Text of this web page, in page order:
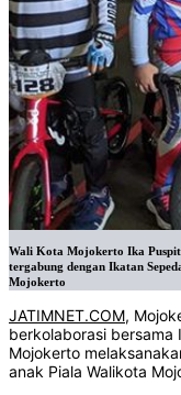
Wali Kota Mojokerto Ika
tergabung dengan Ikatan
Mojokerto
JATIMNET.COM,
berkolaborasi bersama
Mojokerto
anak Piala Walikota